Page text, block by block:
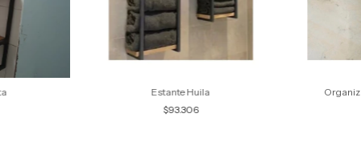
Estante Huila
$93.306